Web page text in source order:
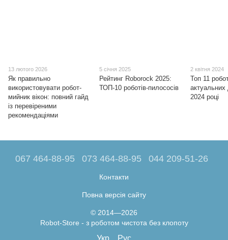
13 лютого 2026
Як правильно
використовувати робот-
мийник вікон: повний гайд
із перевіреними
рекомендаціями
5 січня 2025
Рейтинг Roborock 2025:
ТОП-10 роботів-пилососів
2 квітня 2024
Топ 11
2024 році
067 464-88-95 073 464-88-95 044 209-51-26
Контакти
Повна версія сайту
© 2014—2026
Robot-Store - з роботом чистота без клопоту